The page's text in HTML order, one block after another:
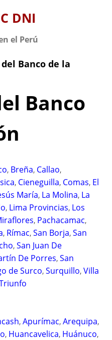
DNI
el Perú
Banco de la
Banco
, Breña, Callao,
, Cieneguilla, Comas, El
María, La Molina, La
, Lima Provincias, Los
, Pachacamac,
, Rímac,San Borja,San
,San Juan De
De Porres,San
de Surco,Surquillo,Villa
,Apurímac,Arequipa,
, Huancavelica, Huánuco,